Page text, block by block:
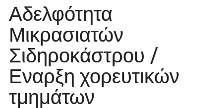
Αδελφότητα
Μικρασιατών
Σιδηροκάστρου /
Εναρξη χορευτικών
τμημάτων